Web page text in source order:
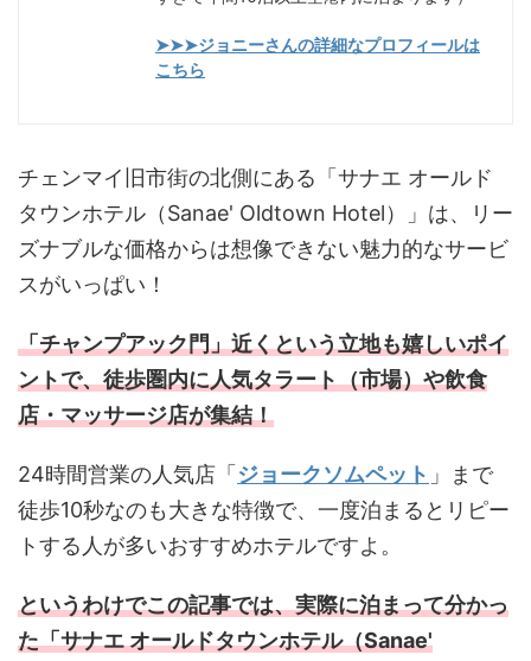
➤➤➤ジョニーさんの詳細なプロフィールは
こちら
チェンマイ旧市街の北側にある「サナエ オールド
タウンホテル（Sanae' Oldtown Hotel）」は、リー
ズナブルな価格からは想像できない魅力的なサービ
スがいっぱい！
「チャンプアック門」近くという立地も嬉しいポイ
ントで、徒歩圏内に人気タラート（市場）や飲食
店・マッサージ店が集結！
24時間営業の人気店「 ジョークソムペット 」まで
徒歩10秒なのも大きな特徴で、一度泊まるとリピー
トする人が多いおすすめホテルですよ。
というわけでこの記事では、実際に泊まって分かっ
た「サナエ オールドタウンホテル（Sanae'